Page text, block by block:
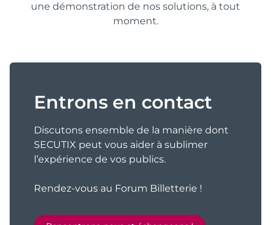
une démonstration de nos solutions, à tout
moment.
Entrons en contact
Discutons ensemble de la manière dont
SECUTIX peut vous aider à sublimer
l’expérience de vos publics.
Rendez-vous au Forum Billetterie !